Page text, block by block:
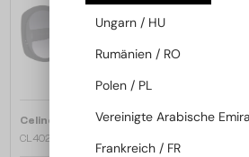
Celine
Sonnenbrillen
CL40242I - 01B - 53
Celine
Ungarn / HU
Rumänien / RO
Polen / PL
Vereinigte Arabische
Frankreich / FR